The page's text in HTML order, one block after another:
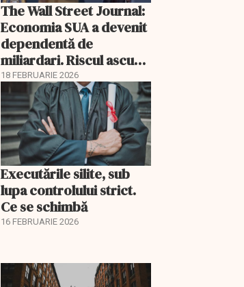
The Wall Street Journal:
Economia SUA a devenit
dependentă de
miliardari. Riscul ascuns
pentru burse și consum
18 FEBRUARIE 2026
Executările silite, sub
lupa controlului strict.
Ce se schimbă
16 FEBRUARIE 2026